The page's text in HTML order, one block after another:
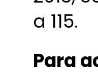
a 115.
Para